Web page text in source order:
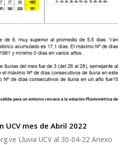
UCV mes de Abril 2022
Lluvia UCV al 30-04-22 Anexo